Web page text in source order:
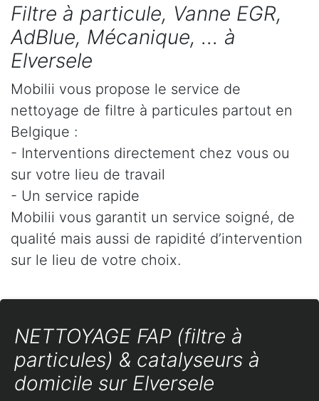
Filtre à particule, Vanne EGR,
AdBlue, Mécanique, ... à
Elversele
Mobilii vous propose le service de
nettoyage de filtre à particules partout en
Belgique :
- Interventions directement chez vous ou
sur votre lieu de travail
- Un service rapide
Mobilii vous garantit un service soigné, de
qualité mais aussi de rapidité d’intervention
sur le lieu de votre choix.
NETTOYAGE FAP (filtre à
particules) & catalyseurs à
domicile sur Elversele